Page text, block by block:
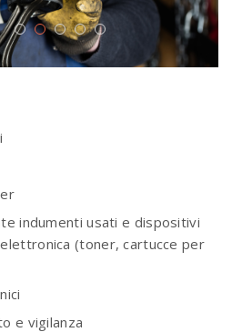
indumenti usati e dispositivi
(toner, cartucce per
e vigilanza